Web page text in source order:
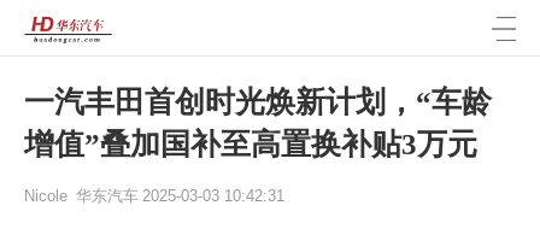
一汽丰田首创时光焕新计划，“车龄
增值”叠加国补至高置换补贴3万元
Nicole 华东汽车 2025-03-03 10:42:31